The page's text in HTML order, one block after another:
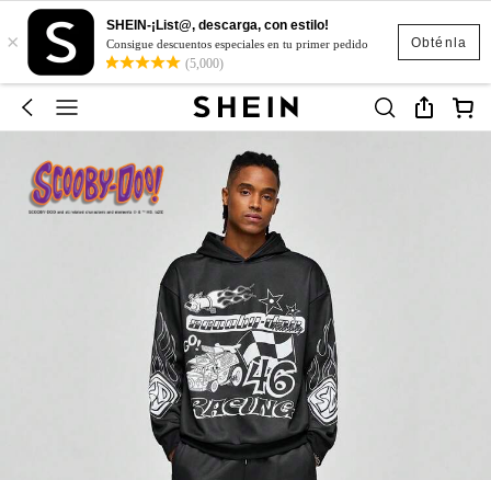
Obténla
×
SHEIN-¡List@, descarga, con estilo!
Consigue descuentos especiales en tu primer pedido
(5,000)